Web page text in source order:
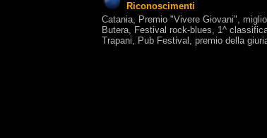
Riconoscimenti
Catania, Premio "Vivere Giovani",
Butera, Festival rock-blues, 1^
Trapani, Pub Festival, premio della